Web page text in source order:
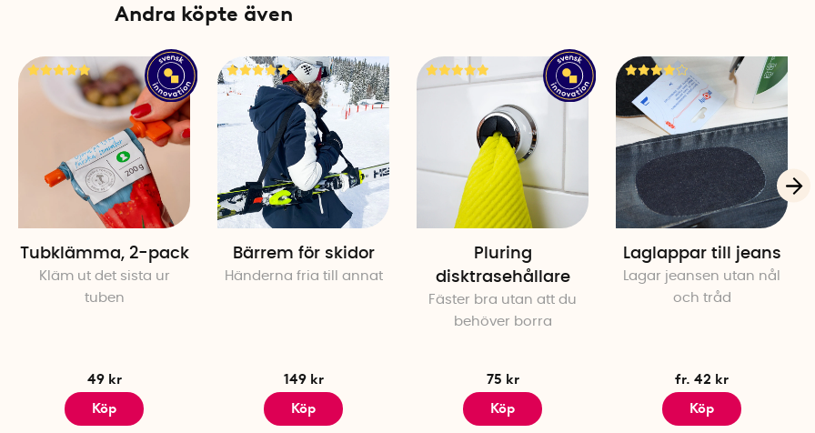
Andra köpte även
Tubklämma, 2-pack
Kläm ut det sista ur
tuben
49 kr
Köp
Bärrem för skidor
Händerna fria till annat
149 kr
Köp
Pluring
disktrasehållare
Fäster bra utan att du
behöver borra
75 kr
Köp
Laglappar till jeans
Lagar jeansen utan nål
och tråd
fr. 42 kr
Köp